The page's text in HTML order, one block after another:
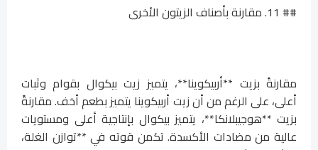
## 11. مقارنة بأصناف الزيتون الأخرى
مقارنةً بزيت **أربيكوينا**، يتميز زيت بيكوال بقوام وثبات
أعلى، على الرغم من أن زيت أربيكوينا يتميز بطعم أخف. مقارنةً
بزيت **هوجيبلانكا**، يتميز بيكوال بإنتاجية أعلى ومستويات
عالية من مضادات الأكسدة. تكمن قوته في **توازن الغلة،